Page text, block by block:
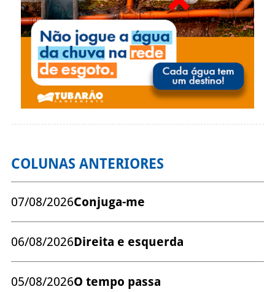
COLUNAS ANTERIORES
07/08/2026Conjuga-me
06/08/2026Direita e esquerda
05/08/2026O tempo passa